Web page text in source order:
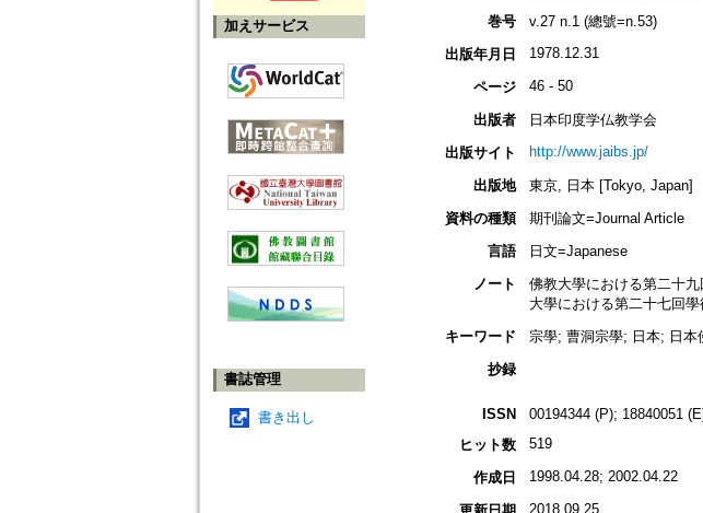
加えサービス
書誌管理
書き出し
巻号
v.27 n.1 (總號=n.53)
出版年月日
1978.12.31
ページ 46 - 50
出版者
日本印度学仏教学会
出版サイト
http://www.jaibs.jp/
出版地
東京, 日本 [Tokyo, Japan]
資料の種類
期刊論文=Journal Article
言語
日文=Japanese
ノート
佛教大學における第二十
大學における第二十七回
キーワード
宗學; 曹洞宗學; 日本; 日
抄録
ISSN
00194344 (P); 18840051
ヒット数
519
作成日 1998.04.28; 2002.04.22
2018.09.25